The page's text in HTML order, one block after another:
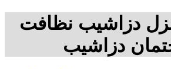
دزاشیب نظافت
دزاشیب